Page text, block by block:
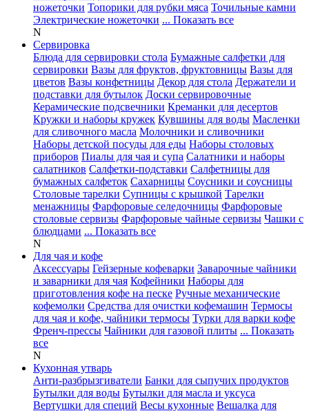
ножеточки Топорики для рубки мяса Точильные камни
Электрические ножеточки ... Показать все
N
Сервировка
Блюда для сервировки стола Бумажные салфетки для
сервировки Вазы для фруктов, фруктовницы Вазы для
цветов Вазы конфетницы Декор для стола Держатели и
подставки для бутылок Доски сервировочные
Керамические подсвечники Креманки для десертов
Кружки и наборы кружек Кувшины для воды Масленки
для сливочного масла Молочники и сливочники
Наборы детской посуды для еды Наборы столовых
приборов Пиалы для чая и супа Салатники и наборы
салатников Салфетки-подставки Салфетницы для
бумажных салфеток Сахарницы Соусники и соусницы
Столовые тарелки Супницы с крышкой Тарелки
менажницы Фарфоровые селедочницы Фарфоровые
столовые сервизы Фарфоровые чайные сервизы Чашки с
блюдцами ... Показать все
N
Для чая и кофе
Аксессуары Гейзерные кофеварки Заварочные чайники
и заварники для чая Кофейники Наборы для
приготовления кофе на песке Ручные механические
кофемолки Средства для очистки кофемашин Термосы
для чая и кофе, чайники термосы Турки для варки кофе
Френч-прессы Чайники для газовой плиты ... Показать
все
N
Кухонная утварь
Анти-разбрызгиватели Банки для сыпучих продуктов
Бутылки для воды Бутылки для масла и уксуса
Вертушки для специй Весы кухонные Вешалка для